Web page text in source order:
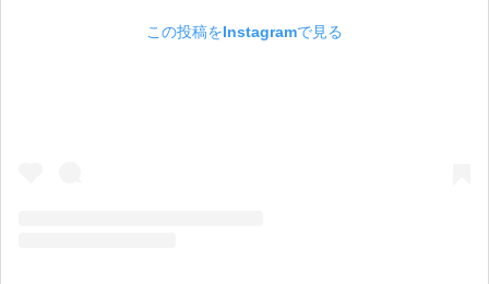
この投稿をInstagramで見る